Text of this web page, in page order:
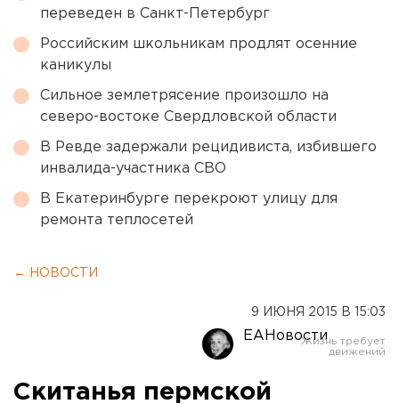
переведен в Санкт-Петербург
Российским школьникам продлят осенние
каникулы
Сильное землетрясение произошло на
северо-востоке Свердловской области
В Ревде задержали рецидивиста, избившего
инвалида-участника СВО
В Екатеринбурге перекроют улицу для
ремонта теплосетей
← НОВОСТИ
9 ИЮНЯ 2015 В 15:03
ЕАНовости
Скитанья пермской